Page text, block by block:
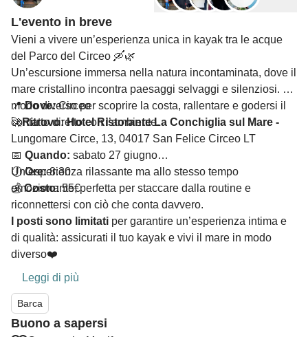
L'evento in breve
Vieni a vivere un’esperienza unica in kayak tra le acque
del Parco del Circeo 🛶🌿
Un’escursione immersa nella natura incontaminata, dove il
mare cristallino incontra paesaggi selvaggi e silenziosi. Un
modo diverso per scoprire la costa, rallentare e godersi il
contatto diretto con l’ambiente.
📍Dove:Circeo
🚀Ritrovo: Hotel Ristorante La Conchiglia sul Mare -
Lungomare Circe, 13, 04017 San Felice Circeo LT
📅 Quando: sabato 27 giugno
🕕Ore:8:30
💰Costo:55€
Un’esperienza rilassante ma allo stesso tempo
emozionante, perfetta per staccare dalla routine e
riconnettersi con ciò che conta davvero.
I posti sono limitati per garantire un’esperienza intima e
di qualità: assicurati il tuo kayak e vivi il mare in modo
diverso❤️
Leggi di più
Barca
Buono a sapersi